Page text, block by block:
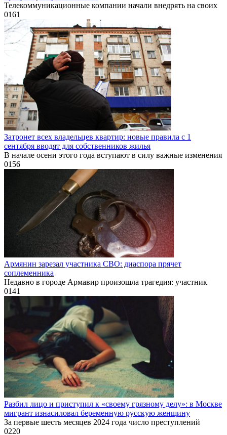
Телекоммуникационные компании начали внедрять на своих
0161
Затронет всех владельцев квартир: новые правила с 1
сентября вводят для собственников жилья
В начале осени этого года вступают в силу важные изменения
0156
Армянин зарезал участника СВО: диаспора прячет
соплеменника
Недавно в городе Армавир произошла трагедия: участник
0141
Разбил лицо и приступил к «своему грязному делу»: в Москве
мигрант изнасиловал беременную русскую женщину
За первые шесть месяцев 2024 года число преступлений
0220